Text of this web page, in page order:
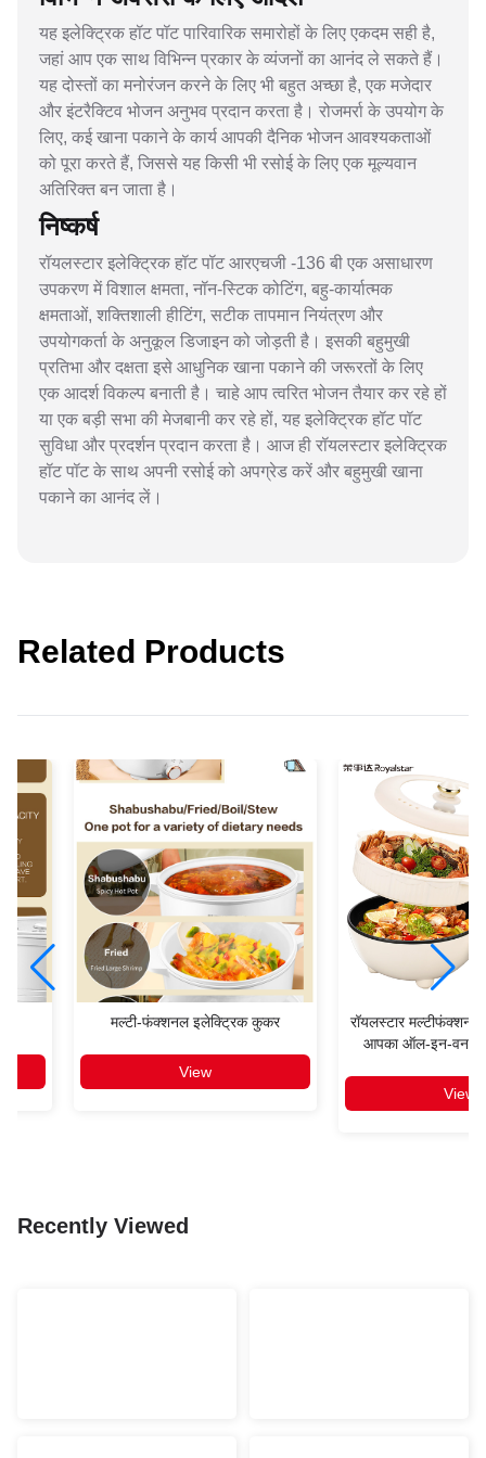
यह इलेक्ट्रिक हॉट पॉट पारिवारिक समारोहों के लिए एकदम सही है,
जहां आप एक साथ विभिन्न प्रकार के व्यंजनों का आनंद ले सकते हैं।
यह दोस्तों का मनोरंजन करने के लिए भी बहुत अच्छा है, एक मजेदार
और इंटरैक्टिव भोजन अनुभव प्रदान करता है। रोजमर्रा के उपयोग के
लिए, कई खाना पकाने के कार्य आपकी दैनिक भोजन आवश्यकताओं
को पूरा करते हैं, जिससे यह किसी भी रसोई के लिए एक मूल्यवान
अतिरिक्त बन जाता है।
निष्कर्ष
रॉयलस्टार इलेक्ट्रिक हॉट पॉट आरएचजी -136 बी एक असाधारण
उपकरण में विशाल क्षमता, नॉन-स्टिक कोटिंग, बहु-कार्यात्मक
क्षमताओं, शक्तिशाली हीटिंग, सटीक तापमान नियंत्रण और
उपयोगकर्ता के अनुकूल डिजाइन को जोड़ती है। इसकी बहुमुखी
प्रतिभा और दक्षता इसे आधुनिक खाना पकाने की जरूरतों के लिए
एक आदर्श विकल्प बनाती है। चाहे आप त्वरित भोजन तैयार कर रहे हों
या एक बड़ी सभा की मेजबानी कर रहे हों, यह इलेक्ट्रिक हॉट पॉट
सुविधा और प्रदर्शन प्रदान करता है। आज ही रॉयलस्टार इलेक्ट्रिक
हॉट पॉट के साथ अपनी रसोई को अपग्रेड करें और बहुमुखी खाना
पकाने का आनंद लें।
Related Products
मल्टी-फंक्शनल इलेक्ट्रिक कुकर
View
रॉयलस्टार
आपका ऑल-इन-वन
View
Recently Viewed